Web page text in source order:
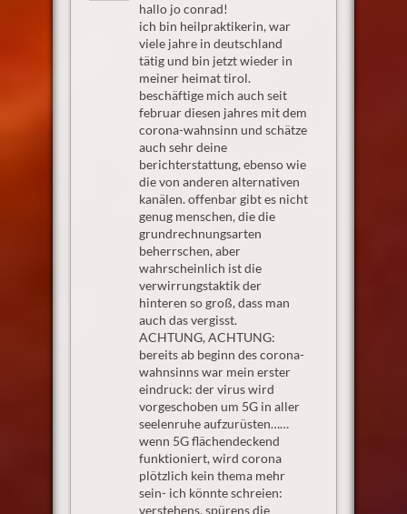
hallo jo conrad!
ich bin heilpraktikerin, war
viele jahre in deutschland
tätig und bin jetzt wieder in
meiner heimat tirol.
beschäftige mich auch seit
februar diesen jahres mit dem
corona-wahnsinn und schätze
auch sehr deine
berichterstattung, ebenso wie
die von anderen alternativen
kanälen. offenbar gibt es nicht
genug menschen, die die
grundrechnungsarten
beherrschen, aber
wahrscheinlich ist die
verwirrungstaktik der
hinteren so groß, dass man
auch das vergisst.
ACHTUNG, ACHTUNG:
bereits ab beginn des corona-
wahnsinns war mein erster
eindruck: der virus wird
vorgeschoben um 5G in aller
seelenruhe aufzurüsten……
wenn 5G flächendeckend
funktioniert, wird corona
plötzlich kein thema mehr
sein- ich könnte schreien:
verstehens, spürens die